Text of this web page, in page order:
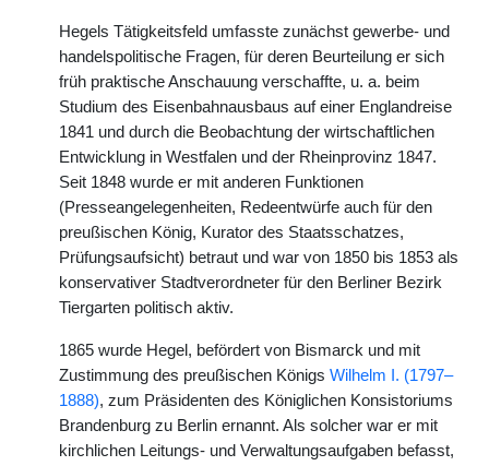
Hegels Tätigkeitsfeld umfasste zunächst gewerbe- und
handelspolitische Fragen, für deren Beurteilung er sich
früh praktische Anschauung verschaffte, u. a. beim
Studium des Eisenbahnausbaus auf einer Englandreise
1841 und durch die Beobachtung der wirtschaftlichen
Entwicklung in Westfalen und der Rheinprovinz 1847.
Seit 1848 wurde er mit anderen Funktionen
(Presseangelegenheiten, Redeentwürfe auch für den
preußischen König, Kurator des Staatsschatzes,
Prüfungsaufsicht) betraut und war von 1850 bis 1853 als
konservativer Stadtverordneter für den Berliner Bezirk
Tiergarten politisch aktiv.
1865 wurde Hegel, befördert von Bismarck und mit
Zustimmung des preußischen Königs Wilhelm I. (1797–
1888), zum Präsidenten des Königlichen Konsistoriums
Brandenburg zu Berlin ernannt. Als solcher war er mit
kirchlichen Leitungs- und Verwaltungsaufgaben befasst,